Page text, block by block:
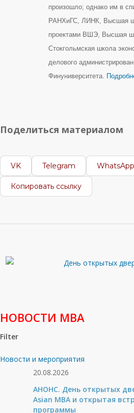
произошло; однако им в
РАНХиГС, ЛИНК, Высшая
проектами ВШЭ, Высшая
Стокгольмская школа
делового
Финуниверситета.
Поделиться материалом
VK Telegram WhatsApp
Копировать ссылку
НОВОСТИ МВА
Filter
Новости и мероприятия
20.08.2026
АНОНС. День открытых
Asian MBA и открытая
программы